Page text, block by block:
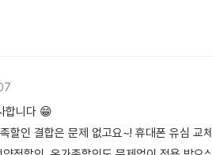
합니다 😁
할인 결합은 문제 없고요~! 휴대폰 유심 교